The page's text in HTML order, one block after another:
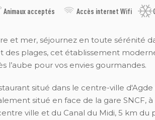
Animaux acceptés Accès internet Wifi
et mer, séjournez en toute sérénité
des plages, cet établissement
l’aube pour vos envies gourmandes.
situé dans le centre-ville
situé en face de la gare SNCF,
ville et du Canal du Midi, 5 km du